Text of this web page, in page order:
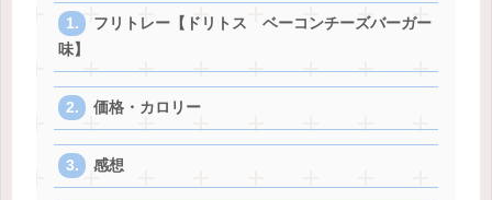
フリトレー【ドリトス ベーコンチーズバーガー
味】
価格・カロリー
感想